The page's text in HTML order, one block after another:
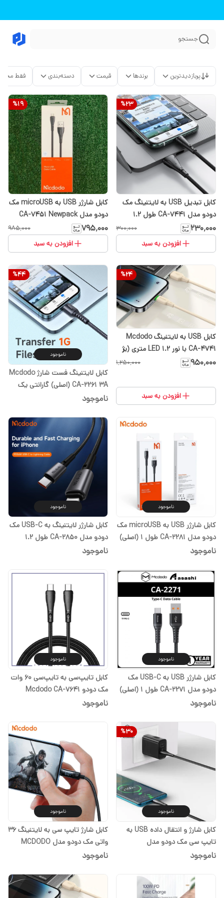
جستجو
پربازدیدترین برندها قیمت دسته‌بندی فقط
%23
کابل تبدیل USB به لایتنینگ مک
دودو مدل CA-7441 طول 1.2
‏(اصلی) گارانتی یک ساله
۲۳۰٬۰۰۰ ۳۰۰٬۰۰۰
افزودن به سبد
%19
کابل شارژر USB به microUSB مک
دودو مدل CA-7451 Newpack
طول 1.2 ‏(اصلی) گارانتی یک ساله
۷۹۵٬۰۰۰ ۹۸۵٬۰۰۰
افزودن به سبد
%24
کابل USB به لایتنینگ Mcdodo
CA-4741 با نور LED 1.2 متری (بژ
‏(اصلی) گارانتی یک ساله
۹۵۰٬۰۰۰ ۱٬۲۵۰٬۰۰۰
افزودن به سبد
%44
ناموجود
کابل لایتنینگ فست شارژ Mcdodo
CA-2261 3A ‏(اصلی) گارانتی یک
ساله
ناموجود
ناموجود
کابل شارژر USB به microUSB مک
دودو مدل CA-2281 طول 1 ‏(اصلی)
گارانتی یک ساله
ناموجود
ناموجود
کابل شارژر لایتنینگ به USB-C مک
دودو مدل CA-2850 طول 1.2
‏(اصلی) گارانتی یک ساله
ناموجود
ناموجود
کابل شارژر USB به USB-C مک
دودو مدل CA-2271 طول 1 ‏(اصلی)
گارانتی یک ساله
ناموجود
ناموجود
کابل تایپ‌سی به تایپ‌سی 60 وات
مک دودو Mcdodo CA-7641
Type-C to Type-C Cable 1.2m
ناموجود
%30
ناموجود
کابل شارژ و انتقال داده USB به
تایپ سی مک دودو مدل
ناموجود
ناموجود
کابل شارژ تایپ سی به لایتنینگ 36
واتی مک دودو مدل MCDODO
ناموجود